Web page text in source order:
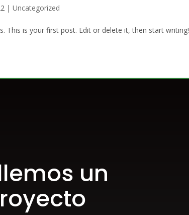
|Uncategorized
This is your first post. Edit or delete it, then start writing!
un